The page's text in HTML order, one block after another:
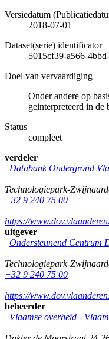
Versiedatum
2018-07-01
Dataset(serie) identificator
5015cf39-a566-
Doel van vervaardiging
Onder andere op
geinterpreteerd in de
Status
compleet
verdeler
Databank Ondergrond
Technologiepark-
+32 9 240 75 00
https://
uitgever
Ondersteunend Centrum
Technologiepark-
+32 9 240 75 00
https://
beheerder
Vlaamse overheid -